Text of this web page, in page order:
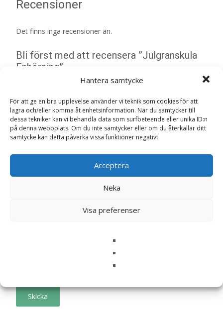
Hantera samtycke
För att ge en bra upplevelse använder vi teknik som cookies för att
lagra och/eller komma åt enhetsinformation. När du samtycker till
dessa tekniker kan vi behandla data som surfbeteende eller unika ID:n
på denna webbplats. Om du inte samtycker eller om du återkallar ditt
samtycke kan detta påverka vissa funktioner negativt.
Acceptera
Neka
Visa preferenser
Recensioner
Det finns inga recensioner än.
Bli först med att recensera ”Julgranskula
Enhörning”
Din e-postadress kommer inte publiceras.
Obligatoriska fält
Ditt betyg*
Spara mitt namn, min e-postadress och webbplats i
denna webbläsare till nästa gång jag skriver en